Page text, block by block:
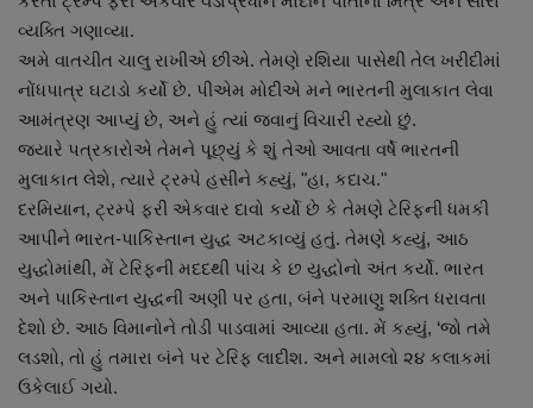
રાશિફળ
ગુનાખોરી
બોલિવૂડ
સ્વાસ્થ્ય
વ્યક્તિ ગણાવ્યા.
અમે વાતચીત ચાલુ રાખીએ છીએ. તેમણે રશિયા પાસેથી તેલ ખરીદીમાં
નોંધપાત્ર ઘટાડો કર્યો છે. પીએમ મોદીએ મને ભારતની મુલાકાત લેવા
આમંત્રણ આપ્યું છે, અને હું ત્યાં જવાનું વિચારી રહ્યો છું.
જ્યારે પત્રકારોએ તેમને પૂછ્યું કે શું તેઓ આવતા વર્ષે ભારતની
મુલાકાત લેશે, ત્યારે ટ્રમ્પે હસીને કહ્યું, "હા, કદાચ."
દરમિયાન, ટ્રમ્પે ફરી એકવાર દાવો કર્યો છે કે તેમણે ટેરિફની ધમકી
આપીને ભારત-પાકિસ્તાન યુદ્ધ અટકાવ્યું હતું. તેમણે કહ્યું, આઠ
યુદ્ધોમાંથી, મેં ટેરિફની મદદથી પાંચ કે છ યુદ્ધોનો અંત કર્યો. ભારત
અને પાકિસ્તાન યુદ્ધની અણી પર હતા, બંને પરમાણુ શક્તિ ધરાવતા
દેશો છે. આઠ વિમાનોને તોડી પાડવામાં આવ્યા હતા. મેં કહ્યું, ‘જો તમે
લડશો, તો હું તમારા બંને પર ટેરિફ લાદીશ. અને મામલો ૨૪ કલાકમાં
ઉકેલાઈ ગયો.